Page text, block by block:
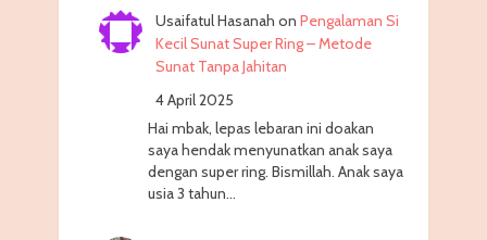
Usaifatul Hasanah on Pengalaman Si
Kecil Sunat Super Ring – Metode
Sunat Tanpa Jahitan
4 April 2025
Hai mbak, lepas lebaran ini doakan
saya hendak menyunatkan anak saya
dengan super ring. Bismillah. Anak saya
usia 3 tahun…